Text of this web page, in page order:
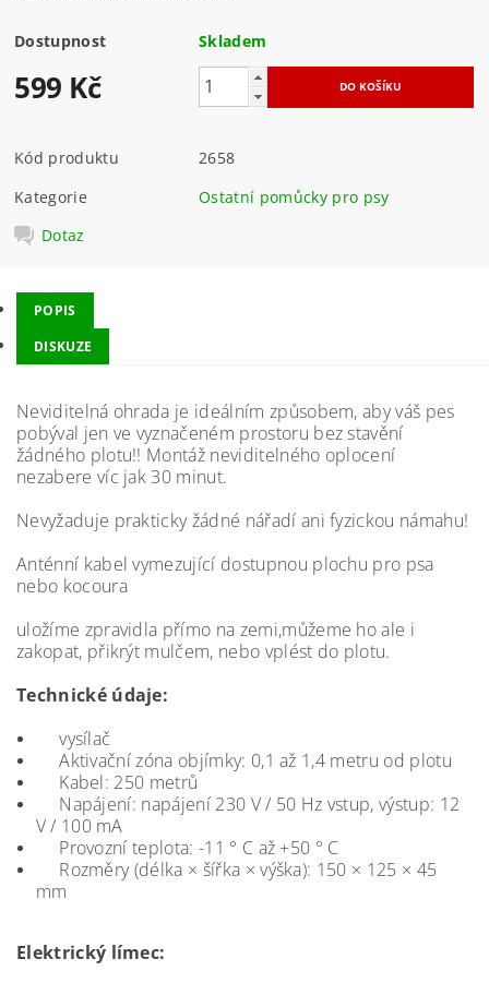
Dostupnost Skladem
599 Kč
Kód produktu
2658
Kategorie
Ostatní pomůcky pro psy
Dotaz
POPIS
DISKUZE
Neviditelná ohrada je ideálním způsobem, aby váš pes
pobýval jen ve vyznačeném prostoru bez stavění
žádného plotu!! Montáž neviditelného oplocení
nezabere víc jak 30 minut.
Nevyžaduje prakticky žádné nářadí ani fyzickou námahu!
Anténní kabel vymezující dostupnou plochu pro psa
nebo kocoura
uložíme zpravidla přímo na zemi,můžeme ho ale i
zakopat, přikrýt mulčem, nebo vplést do plotu.
Technické údaje:
vysílač
Aktivační zóna objímky: 0,1 až 1,4 metru od plotu
Kabel: 250 metrů
Napájení: napájení 230 V / 50 Hz vstup, výstup: 12
V / 100 mA
Provozní teplota: -11 ° C až +50 ° C
Rozměry (délka × šířka × výška): 150 × 125 × 45
mm
Elektrický límec: